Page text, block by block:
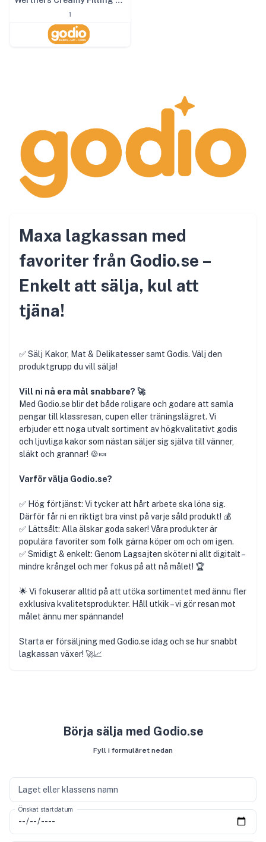
1
Maxa lagkassan med
favoriter från Godio.se –
Enkelt att sälja, kul att
tjäna!
✅ Sälj Kakor, Mat & Delikatesser samt Godis. Välj den
produktgrupp du vill sälja!
Vill ni nå era mål snabbare? 🚀
Med Godio.se blir det både roligare och godare att samla
pengar till klassresan, cupen eller träningslägret. Vi
erbjuder ett noga utvalt sortiment av högkvalitativt godis
och ljuvliga kakor som nästan säljer sig själva till vänner,
släkt och grannar! 🍪🍬
Varför välja Godio.se?
✅ Hög förtjänst: Vi tycker att hårt arbete ska löna sig.
Därför får ni en riktigt bra vinst på varje såld produkt! 💰
✅ Lättsålt: Alla älskar goda saker! Våra produkter är
populära favoriter som folk gärna köper om och om igen.
✅ Smidigt & enkelt: Genom Lagsajten sköter ni allt digitalt –
mindre krångel och mer fokus på att nå målet! 🏆
🌟 Vi fokuserar alltid på att utöka sortimentet med ännu fler
exklusiva kvalitetsprodukter. Håll utkik – vi gör resan mot
målet ännu mer spännande!
Starta er försäljning med Godio.se idag och se hur snabbt
lagkassan växer! 🚀📈
Börja sälja med Godio.se
Fyll i formuläret nedan
Laget eller klassens namn
Önskat startdatum